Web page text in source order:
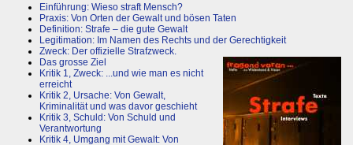
Einführung: Wieso straft Mensch?
Praxis: Von Orten der Gewalt und bösen Taten
Definition: Strafe – die gute Gewalt
Legitimation: Im Namen des Rechts und der Gerechtigkeit
Zweck: Der offizielle Strafzweck.
Das grosse Ziel
Kritik 1, Zweck: ...und wie man es nicht
erreicht
Kritik 2, Ursache: Von Gewalt,
Kriminalität und was davor geschieht
Kritik 3, Schuld: Von Schuld und
Verantwortung
Kritik 4, Umgang mit Gewalt: Von